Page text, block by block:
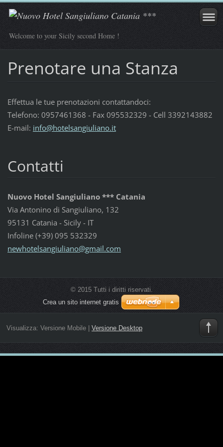
Welcome to your Sicily second Home !
Prenotare una Stanza
Effettua le tue prenotazioni contattandoci:
Telefono: 0957461368 - Fax 095532329 - Cell 3392143882
E-mail: info@hotelsangiuliano.it
Contatti
Nuovo Hotel Sangiuliano *** Catania
Via Antonino di Sangiuliano, 132
95131 Catania - Sicily - IT
Infoline (+39) 095 532329
newhotelsangiuliano@gmail.com
© 2015 Tutti i diritti riservati.
Crea un sito internet gratis
Visualizza: Versione Mobile| Versione Desktop